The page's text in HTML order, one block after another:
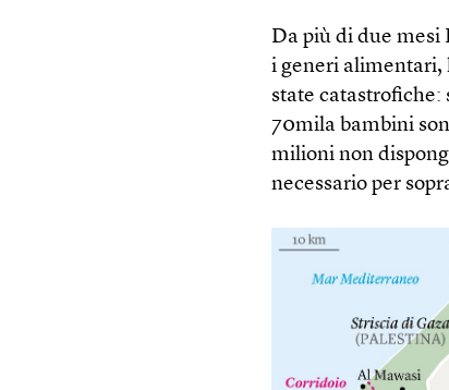
Da più di due mesi
i generi alimentari,
state catastrofiche:
70mila bambini
milioni non
necessario per